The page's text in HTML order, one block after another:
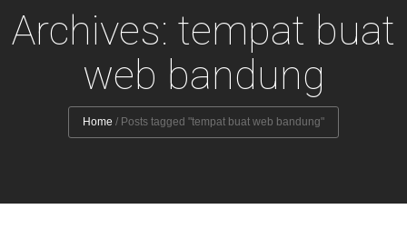
Archives: tempat buat
web bandung
Home / Posts tagged "tempat buat web bandung"